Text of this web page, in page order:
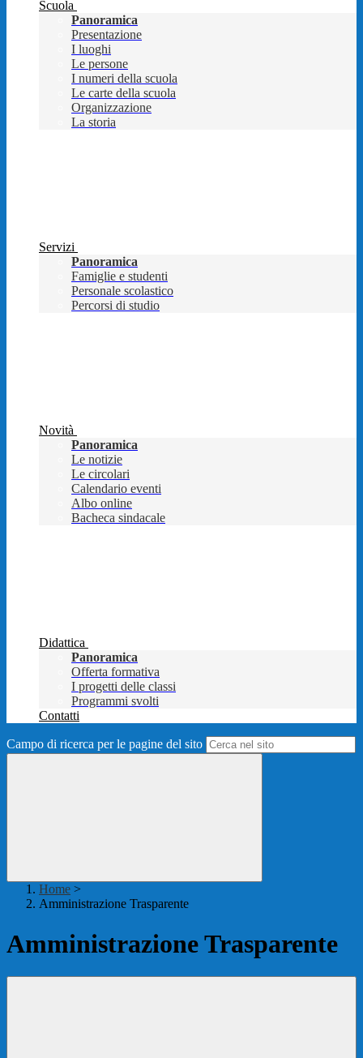
Scuola
Panoramica
Presentazione
I luoghi
Le persone
I numeri della scuola
Le carte della scuola
Organizzazione
La storia
Servizi
Panoramica
Famiglie e studenti
Personale scolastico
Percorsi di studio
Novità
Panoramica
Le notizie
Le circolari
Calendario eventi
Albo online
Bacheca sindacale
Didattica
Panoramica
Offerta formativa
I progetti delle classi
Programmi svolti
Contatti
Campo di ricerca per le pagine del sito
Home >
Amministrazione Trasparente
Amministrazione Trasparente